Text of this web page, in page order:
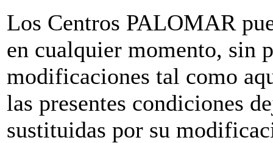
Los Centros PALOMAR
en cualquier momento, sin
modificaciones tal como
las presentes condiciones
sustituidas por su